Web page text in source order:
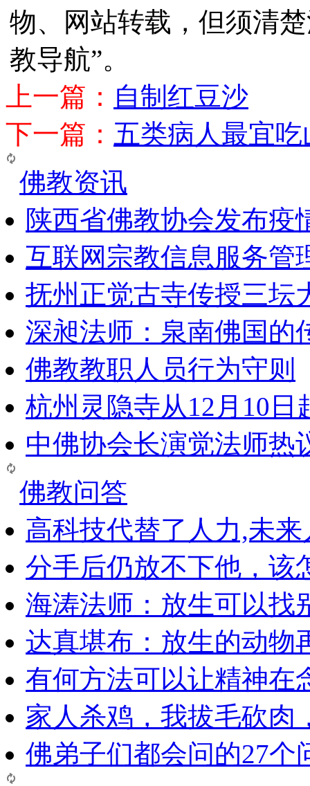
物、网站转载，但须清
教导航”。
上一篇： 自制红豆沙
下一篇： 五类病人最宜吃
佛教资讯
陕西省佛教协会发布疫
互联网宗教信息服务管
抚州正觉古寺传授三坛
深昶法师：泉南佛国的
佛教教职人员行为守则
杭州灵隐寺从12月10日
中佛协会长演觉法师热
佛教问答
高科技代替了人力,未
分手后仍放不下他，该
海涛法师：放生可以找
达真堪布：放生的动物
有何方法可以让精神在
家人杀鸡，我拔毛砍肉
佛弟子们都会问的27个